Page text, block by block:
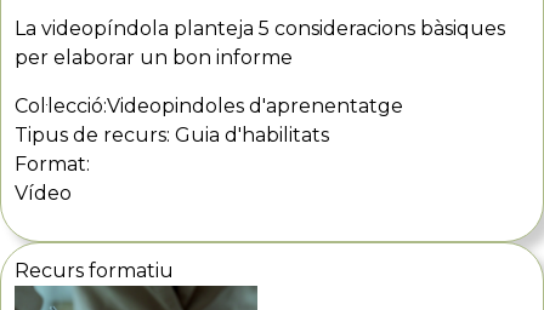
La videopíndola planteja 5 consideracions bàsiques
per elaborar un bon informe
Col·lecció:Videopindoles d'aprenentatge
Tipus de recurs: Guia d'habilitats
Format:
Vídeo
Recurs formatiu